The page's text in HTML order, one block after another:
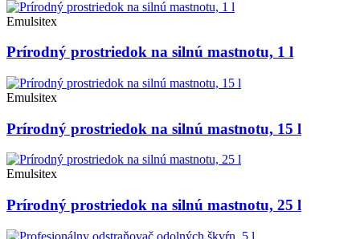
Emulsitex
Prírodný prostriedok na silnú mastnotu, 1 l
Emulsitex
Prírodný prostriedok na silnú mastnotu, 15 l
Emulsitex
Prírodný prostriedok na silnú mastnotu, 25 l